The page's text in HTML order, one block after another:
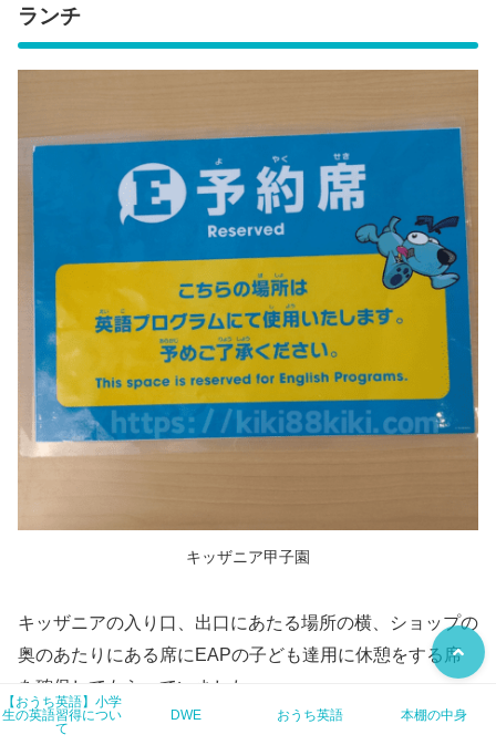
ランチ
キッザニア甲子園
キッザニアの入り口、出口にあたる場所の横、ショップの
奥のあたりにある席にEAPの子ども達用に休憩をする席
を確保してもらっていました。
【おうち英語】小学
生の英語習得につい
て
DWE おうち英語 本棚の中身